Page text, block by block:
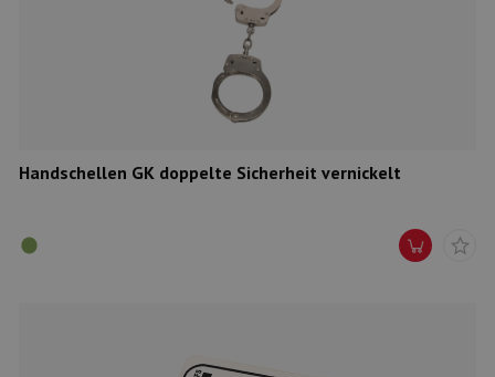
Handschellen GK doppelte Sicherheit vernickelt